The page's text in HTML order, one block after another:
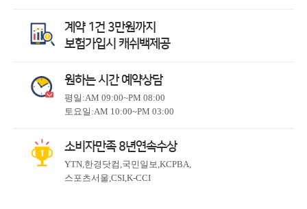
계약 1건 3만원까지
보험가입시 캐쉬백제공
원하는 시간 예약상담
평일:AM 09:00~PM 08:00
토요일:AM 10:00~PM 03:00
소비자만족 8년연속수상
YTN,한경닷컴,국민일보,KCPBA,
스포츠서울,CSI,K-CCI